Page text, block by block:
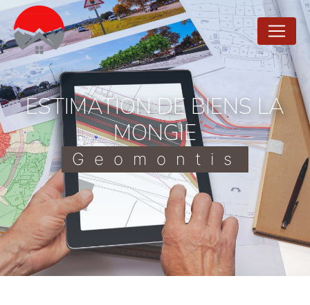
ESTIMATION DE BIENS LA
MONGIE
Geomontis
Panneau de gestion des cookies